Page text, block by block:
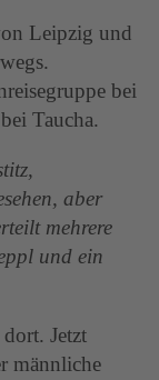
Leipzig und
bei
Taucha.
aber
mehrere
und ein
Jetzt
männliche